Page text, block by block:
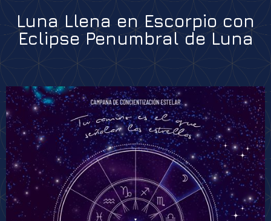
Luna Llena en Escorpio con
Eclipse Penumbral de Luna